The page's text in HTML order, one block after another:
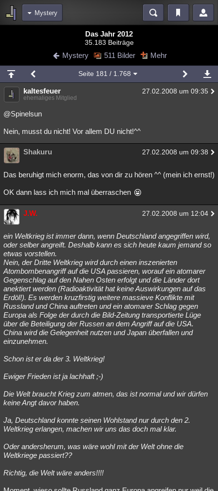
Mystery
Diskussionen Blogs Videos
Chat Wiki Neuigkeiten
meine Rubriken
Menschen Wissenschaft Mystery Kriminalfälle
Spiritualität
Natur Umfragen Unterhaltung
weitere Rubriken
Philosophie
Astronomie
Übersichten
Lesenswert Schlüsselwörter
Das Jahr 2012
35.183 Beiträge
Mystery 511 Bilder Mehr
Seite 181 / 1.768
kaltesfeuer 27.02.2008 um 09:35
ehemaliges Mitglied
@Spinelsun
Nein, musst du nicht! Vor allem DU nicht!^^
Shakuru 27.02.2008 um 09:38
Das beruhigt mich enorm, das von dir zu hören ^^ (mein ich ernst!)
OK dann lass ich mich mal überraschen
J.W. 27.02.2008 um 12:04
ein Weltkrieg ist immer dann, wenn Deutschland angegriffen wird,
oder selber angreift. Deshalb kann es sich heute kaum jemand so
etwas vorstellen.
Nein, der Dritte Weltkrieg wird durch einen inszenierten
Atombombenangriff auf die USA passieren, worauf ein atomarer
Gegenschlag auf den Nahen Osten erfolgt und die Länder dort
anektiert werden (Radioaktivität hat keine Auswirkungen auf das
Erdöl!). Es werden kruzfirstig weitere massieve Konflikte mit
Russland und China auftreten und ein atomarer Schlag gegen
Europa als Folge der durch die Bild-Zeitung transportierte Lüge
über die Beteiligung der Russen an dem Angriff auf die USA.
China wird die Gelegenheit nutzen und Japan überfallen und
einzunehmen.
Schon ist er da der 3. Weltkrieg!
Ewiger Frieden ist ja lachhaft ;-)
Die Welt braucht Krieg zum atmen, das ist normal und wir dürfen
keine Angt davor haben.
Ja, Deutschland konnte seinen Wohlstand nur durch den 2.
Weltkrieg erlangen, machen wir uns das doch mal klar.
Oder andersherum, was wäre wohl mit der Welt ohne die
Weltkriege passiert??
Richtig, die Welt wäre anders!!!!